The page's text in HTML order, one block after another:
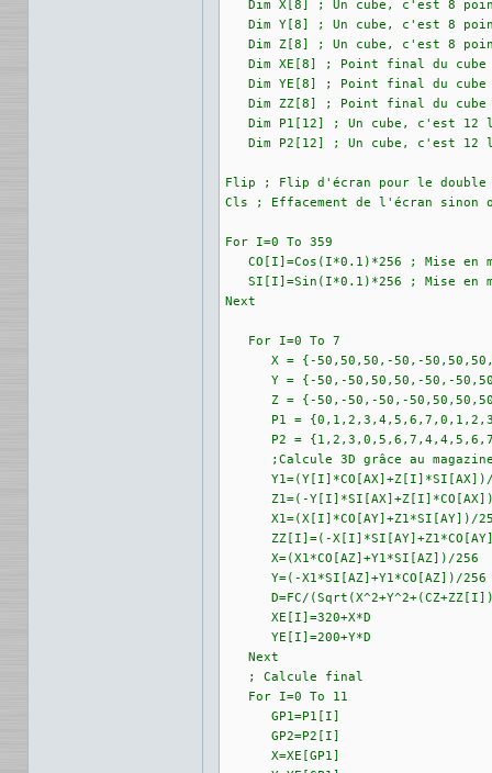
Dim X[8] ; Un cube, c'est 8
Dim Y[8] ; Un cube, c'est 8
Dim Z[8] ; Un cube, c'est 8
Dim XE[8] ; Point final du cube
Dim YE[8] ; Point final du cube
Dim ZZ[8] ; Point final du cube
Dim P1[12] ; Un cube, c'est 12
Dim P2[12] ; Un cube, c'est 12
Flip ; Flip d'écran pour le double
Cls ; Effacement de l'écran
For I=0 To 359
CO[I]=Cos(I*0.1)*256 ; Mise en
SI[I]=Sin(I*0.1)*256 ; Mise en
Next
   For I=0 To 7
X = {-50,50,50,-50,-
Y = {-50,-50,50,50,-50,-
Z = {-50,-50,-50,-
P1 =
P2 =
;Calcule 3D grâce au
Z1=(-
X1=(X[I]*CO[AY]+Z1*SI[AY])/
ZZ[I]=(-
      X=(X1*CO[AZ]+Y1*SI[AZ])/256
      Y=(-X1*SI[AZ]+Y1*CO[AZ])/256
D=FC/
      XE[I]=320+X*D
      YE[I]=200+Y*D
   Next
   ; Calcule final
   For I=0 To 11
      GP1=P1[I]
      GP2=P2[I]
      X=XE[GP1]